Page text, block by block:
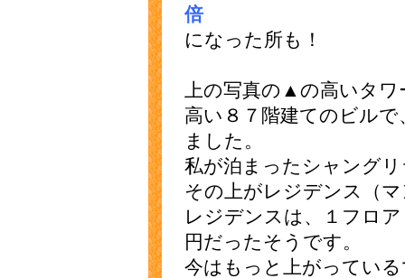
倍
になった所も！
上の写真の▲の高いタワ
高い８７階建てのビル
ました。
私が泊まったシャング
その上がレジデンス（
レジデンスは、１フロ
円だったそうです。
今はもっと上がってい